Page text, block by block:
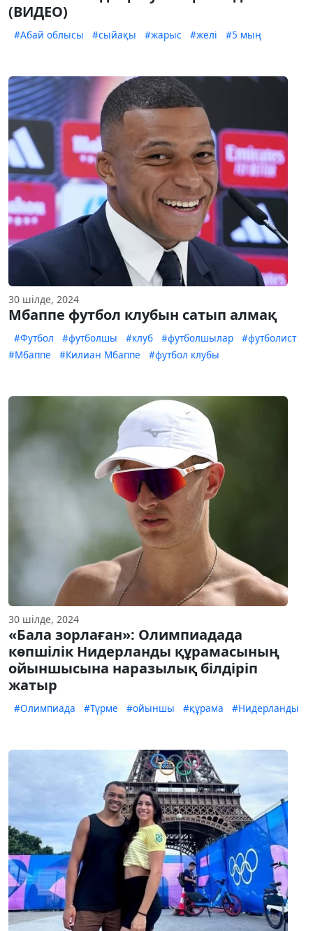
(ВИДЕО)
#Абай облысы #сыйақы #жарыс #желі #5 мың
30 шілде, 2024
Мбаппе футбол клубын сатып алмақ
#Футбол #футболшы #клуб #футболшылар
#футболист
#Мбаппе
#Килиан Мбаппе #футбол клубы
30 шілде, 2024
«Бала зорлаған»: Олимпиадада
көпшілік Нидерланды құрамасының
ойыншысына наразылық білдіріп
жатыр
#Олимпиада #Түрме #ойыншы #құрама #Нидерланды